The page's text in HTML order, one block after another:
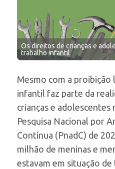
Os direitos de crianças e
trabalho infantil
Mesmo com a proibição
infantil faz parte da
crianças e adolescentes
Pesquisa Nacional por
Contínua (PnadC) de
milhão de meninas e
estavam em situação